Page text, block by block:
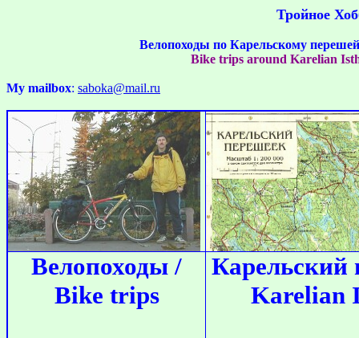
Тройное
Велопоходы по Карельскому
Bike trips around Karelian
My mailbox: saboka@mail.ru
Велопоходы /
Bike trips
Карельский
Karelian